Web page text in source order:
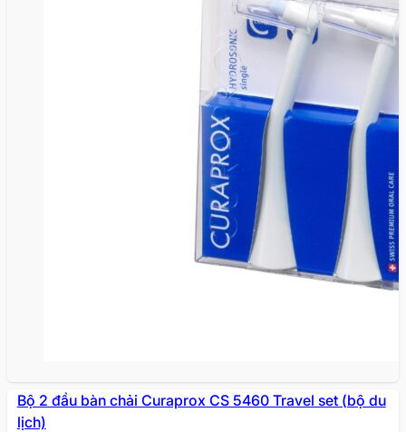
Bộ 2 đầu bàn chải Curaprox CS 5460 Travel set (bộ du
lịch)